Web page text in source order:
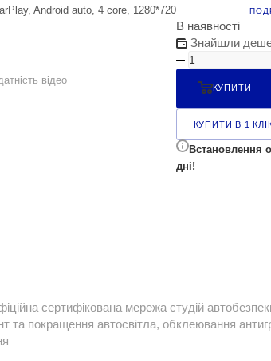
Android auto, 4 core, 1280*720
відео
В наявності
Знайшли
КУПИТИ
КУПИТИ В 1
Встановлення
дні!
сертифікована мережа студій
та покращення автосвітла, обклеювання